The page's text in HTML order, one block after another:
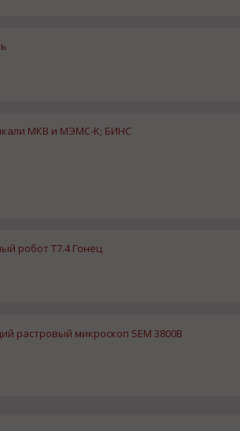
МКВ и МЭМС-К; БИНС
робот T7.4 Гонец
растровый микроскоп SEM 3800B